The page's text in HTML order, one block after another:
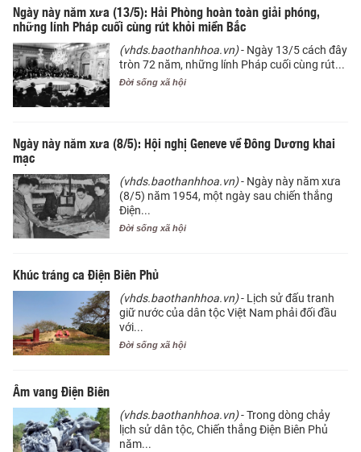
Ngày này năm xưa (13/5): Hải Phòng hoàn toàn giải phóng,
những lính Pháp cuối cùng rút khỏi miền Bắc
(vhds.baothanhhoa.vn)- Ngày 13/5 cách đây
tròn 72 năm, những lính Pháp cuối cùng rút...
Đời sống xã hội
Ngày này năm xưa (8/5): Hội nghị Geneve về Đông Dương khai
mạc
(vhds.baothanhhoa.vn)- Ngày này năm xưa
(8/5) năm 1954, một ngày sau chiến thắng
Điện...
Đời sống xã hội
Khúc tráng ca Điện Biên Phủ
(vhds.baothanhhoa.vn)- Lịch sử đấu tranh
giữ nước của dân tộc Việt Nam phải đối đầu
với...
Đời sống xã hội
Âm vang Điện Biên
(vhds.baothanhhoa.vn)- Trong dòng chảy
lịch sử dân tộc, Chiến thắng Điện Biên Phủ
năm...